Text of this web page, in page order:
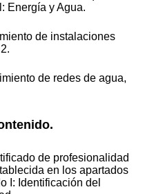
Energía y Agua.
de instalaciones
de redes de agua,
de profesionalidad
en los apartados
I: Identificación del